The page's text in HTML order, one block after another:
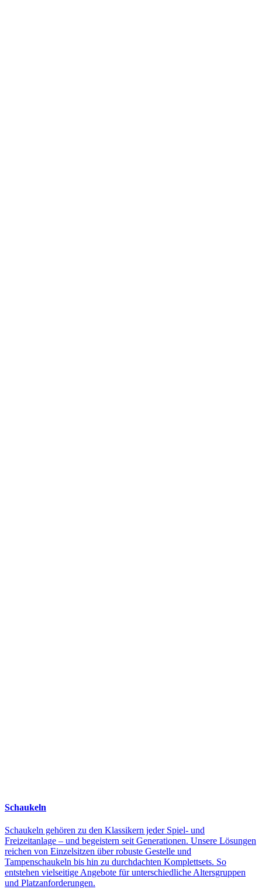
Schaukeln
Schaukeln gehören zu den Klassikern jeder Spiel- und
Freizeitanlage – und begeistern seit Generationen. Unsere Lösungen
reichen von Einzelsitzen über robuste Gestelle und
Tampenschaukeln bis hin zu durchdachten Komplettsets. So
entstehen vielseitige Angebote für unterschiedliche Altersgruppen
und Platzanforderungen.